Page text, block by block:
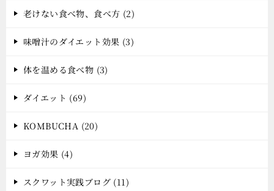
老けない食べ物、食べ方 (2)
味噌汁のダイエット効果 (3)
体を温める食べ物 (3)
ダイエット (69)
KOMBUCHA (20)
ヨガ効果 (4)
スクワット実践ブログ (11)